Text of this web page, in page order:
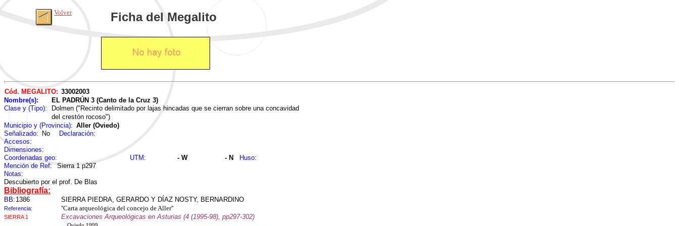
Volver Ficha del Megalito
Cód. MEGALITO: 33002003
Nombre(s):
EL PADRÚN 3 (Canto de la Cruz 3)
Clase y (Tipo):
Dolmen ("Recinto delimitado por lajas hincadas que se cierran sobre una concavidad
del crestón rocoso")
Municipio y (Provincia): Aller (Oviedo)
Señalizado:
No
Declaración:
Accesos:
Dimensiones:
Coordenadas geo:
UTM: - W - N
Huso:
Mención de Ref:
Sierra 1 p297
Notas:
Descubierto por el prof. De Blas
Bibliografía:
BB: 1386 SIERRA PIEDRA, GERARDO Y DÍAZ NOSTY, BERNARDINO
Referencia: ''Carta arqueológica del concejo de Aller''
SIERRA 1 Excavaciones Arqueológicas en Asturias (4 (1995-98), pp297-302)